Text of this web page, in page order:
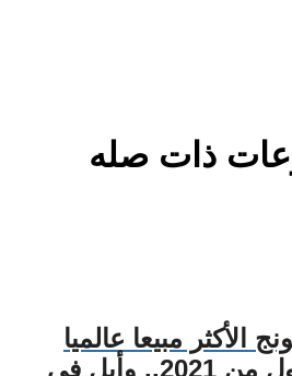
ذات صله
الأكثر مبيعا عالميا
خلال الربع الأول من 2021.. وأبل في